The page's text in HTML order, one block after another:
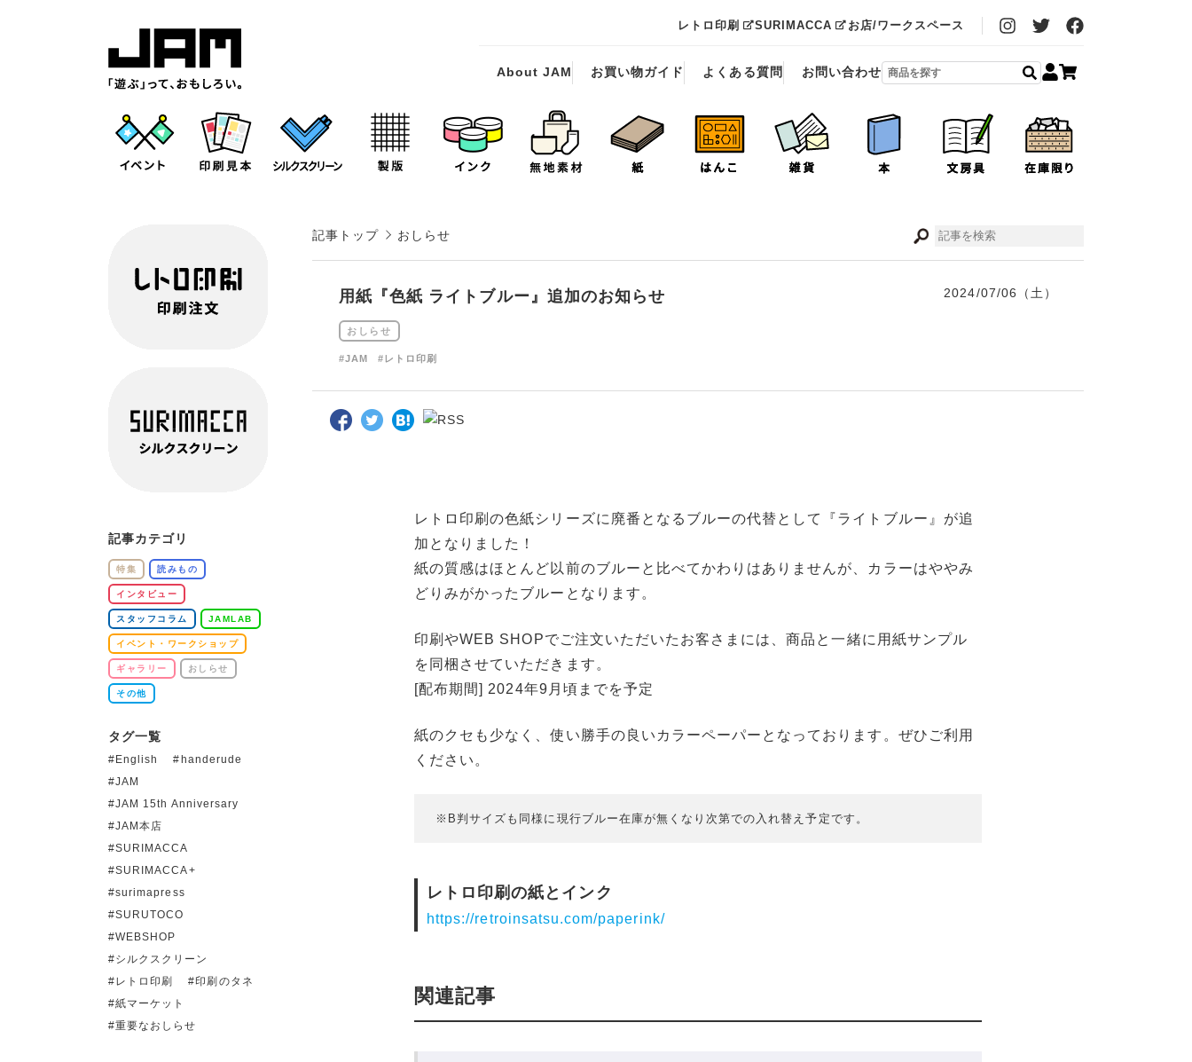
レトロ印刷 SURIMACCA お店/ワークスペース
About JAM お買い物ガイド よくある質問 お問い合わせ
記事トップ おしらせ
用紙『色紙 ライトブルー』追加のお知らせ 2024/07/06（土）
おしらせ
#JAM #レトロ印刷
レトロ印刷の色紙シリーズに廃番となるブルーの代替として『ライトブルー』が追
加となりました！
紙の質感はほとんど以前のブルーと比べてかわりはありませんが、カラーはややみ
どりみがかったブルーとなります。
印刷やWEB SHOPでご注文いただいたお客さまには、商品と一緒に用紙サンプル
を同梱させていただきます。
[配布期間] 2024年9月頃までを予定
紙のクセも少なく、使い勝手の良いカラーペーパーとなっております。ぜひご利用
ください。
※B判サイズも同様に現行ブルー在庫が無くなり次第での入れ替え予定です。
レトロ印刷の紙とインク
https://retroinsatsu.com/paperink/
関連記事
記事カテゴリ
特集 読みもの
インタビュー
スタッフコラム JAMLAB
イベント・ワークショップ
ギャラリー おしらせ
その他
タグ一覧
English
handerude
JAM
JAM 15th Anniversary
JAM本店
SURIMACCA
SURIMACCA+
surimapress
SURUTOCO
WEBSHOP
シルクスクリーン
レトロ印刷
印刷のタネ
紙マーケット
重要なおしらせ